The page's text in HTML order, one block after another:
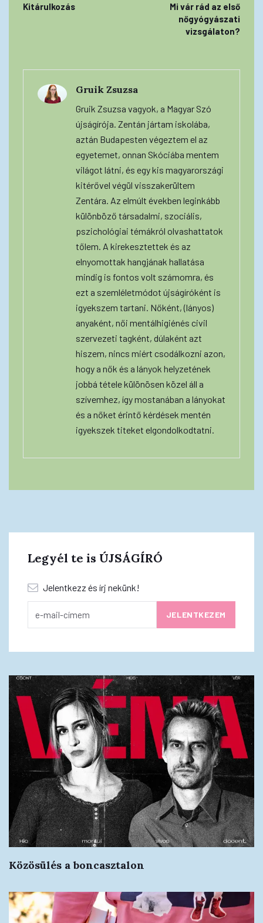
Kitárulkozás
Mi vár rád az első
nőgyógyászati
vizsgálaton?
Gruik Zsuzsa
Gruik Zsuzsa vagyok, a Magyar Szó
újságírója. Zentán jártam iskolába,
aztán Budapesten végeztem el az
egyetemet, onnan Skóciába mentem
világot látni, és egy kis magyarországi
kitérővel végül visszakerültem
Zentára. Az elmúlt években leginkább
különböző társadalmi, szociális,
pszichológiai témákról olvashattatok
tőlem. A kirekesztettek és az
elnyomottak hangjának hallatása
mindig is fontos volt számomra, és
ezt a szemléletmódot újságíróként is
igyekszem tartani. Nőként, (lányos)
anyaként, női mentálhigiénés civil
szervezeti tagként, dúlaként azt
hiszem, nincs miért csodálkozni azon,
hogy a nők és a lányok helyzetének
jobbá tétele különösen közel áll a
szívemhez, így mostanában a lányokat
és a nőket érintő kérdések mentén
igyekszek titeket elgondolkodtatni.
Legyél te is ÚJSÁGÍRÓ
Jelentkezz és írj nekünk!
Közösülés a boncasztalon